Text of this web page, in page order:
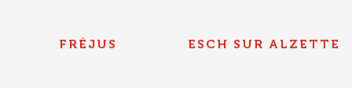
FRÉJUS ESCH SUR ALZETTE